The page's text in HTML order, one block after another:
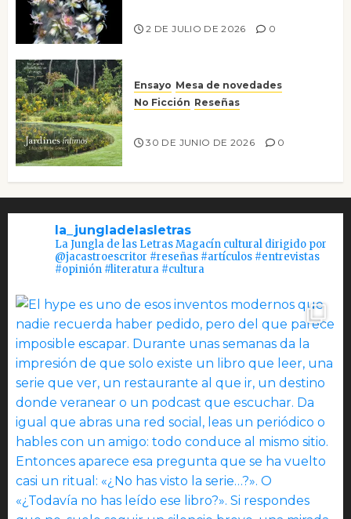
2 DE JULIO DE 2026 0
Ensayo Mesa de novedades
No Ficción Reseñas
30 DE JUNIO DE 2026 0
la_jungladelasletras
La Jungla de las Letras Magacín cultural dirigido por
@jacastroescritor #reseñas #artículos #entrevistas
#opinión #literatura #cultura